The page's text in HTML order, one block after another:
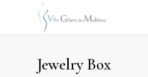
Jewelry Box